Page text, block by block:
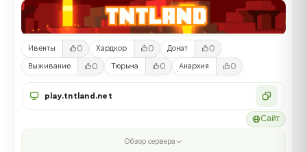
Ивенты 0 Хардкор 0 Донат 0
Выживание 0 Тюрьма 0 Анархия 0
play.tntland.net
Сайт
Обзор сервера